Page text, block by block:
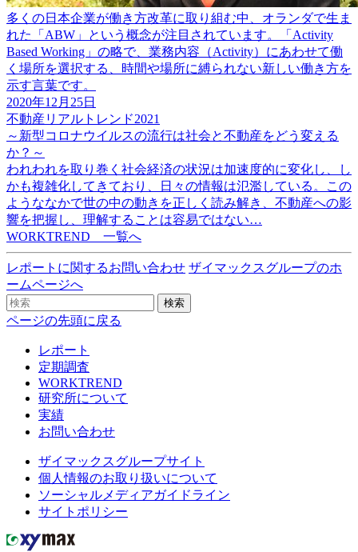
多くの日本企業が働き方改革に取り組む中、オランダで生ま
れた「ABW」という概念が注目されています。「Activity
Based Working」の略で、業務内容（Activity）にあわせて働
く場所を選択する、時間や場所に縛られない新しい働き方を
示す言葉です。
2020年12月25日
不動産リアルトレンド2021
～新型コロナウイルスの流行は社会と不動産をどう変える
か？～
われわれを取り巻く社会経済の状況は加速度的に変化し、し
かも複雑化してきており、日々の情報は氾濫している。この
ようななかで世の中の動きを正しく読み解き、不動産への影
響を把握し、理解することは容易ではない…
WORKTREND 一覧へ
レポートに関するお問い合わせ ザイマックスグループのホ
ームページへ
検索
ページの先頭に戻る
レポート
定期調査
WORKTREND
研究所について
実績
お問い合わせ
ザイマックスグループサイト
個人情報のお取り扱いについて
ソーシャルメディアガイドライン
サイトポリシー